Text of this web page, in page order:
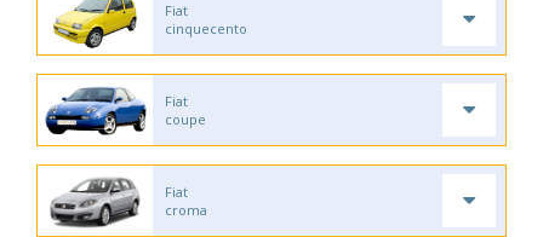
Fiat
cinquecento
Fiat
coupe
Fiat
croma